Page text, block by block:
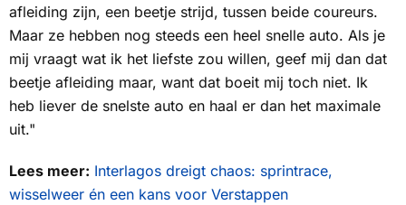
afleiding zijn, een beetje strijd, tussen beide coureurs.
Maar ze hebben nog steeds een heel snelle auto. Als je
mij vraagt wat ik het liefste zou willen, geef mij dan dat
beetje afleiding maar, want dat boeit mij toch niet. Ik
heb liever de snelste auto en haal er dan het maximale
uit."
Lees meer: Interlagos dreigt chaos: sprintrace,
wisselweer én een kans voor Verstappen